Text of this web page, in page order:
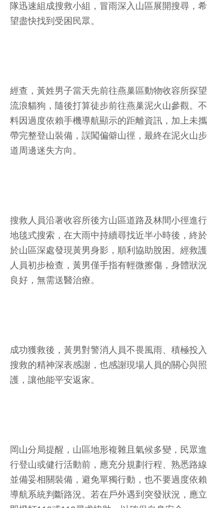
隊迅速組成搜救小組，冒雨深入山區展開搜尋，希
望盡快找到受困民眾。
經查，黃姓男子當天先前往燕巢區動物收容所探望
流浪貓狗，隨後打算徒步前往燕巢泥火山參觀。不
料因過度依賴手機導航顯示的距離資訊，加上未攜
帶完整登山裝備，誤闖偏僻山徑，最終在泥火山步
道周邊迷失方向。
搜救人員沿著收容所後方山區道路及林間小徑進行
地毯式搜索，在大雨中持續尋找近半小時後，終於
於山區深處發現黃男身影，順利協助脫困。經救護
人員初步檢查，黃男僅手指有輕微擦傷，身體狀況
良好，無需送醫治療。
成功獲救後，黃男對警消人員不畏風雨、積極投入
搜救的精神深表感謝，也感謝現場人員的關心與照
護，讓他能平安返家。
岡山分局提醒，山區地形複雜且氣候多變，民眾進
行登山或健行活動前，應充分規劃行程、熟悉路線
並備妥相關裝備，避免單獨行動，也不要過度依賴
導航系統判斷路況。若在戶外遇到突發狀況，應立